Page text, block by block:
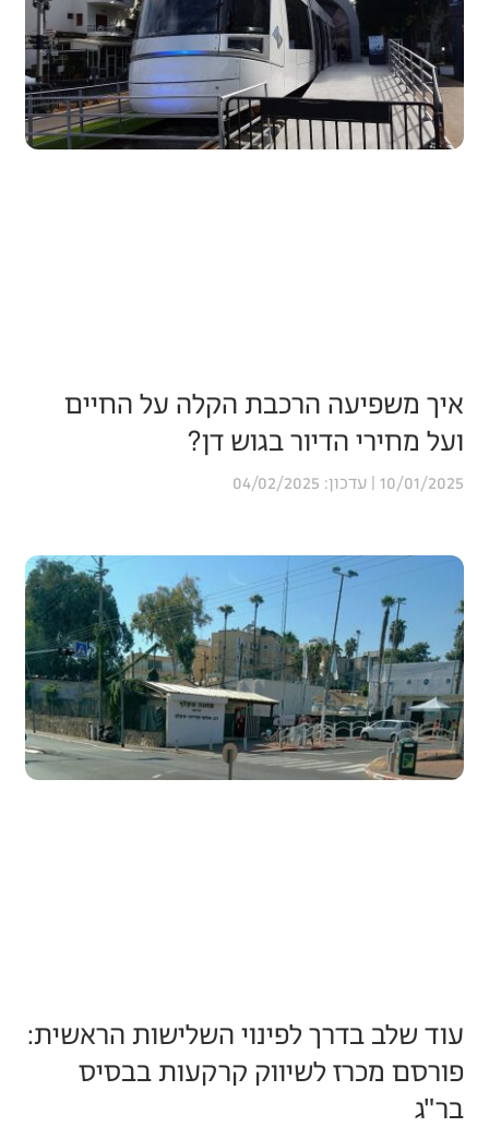
איך משפיעה הרכבת הקלה על החיים
ועל מחירי הדיור בגוש דן?
10/01/2025
עוד שלב בדרך לפינוי השלישות הראשית:
פורסם מכרז לשיווק קרקעות בבסיס
בר"ג